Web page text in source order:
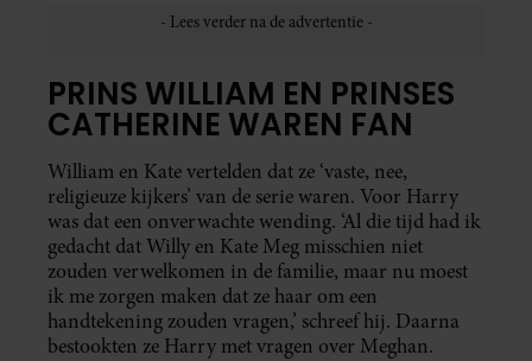
PRINS WILLIAM EN PRINSES
CATHERINE WAREN FAN
William en Kate vertelden dat ze ‘vaste, nee,
religieuze kijkers’ van de serie waren. Voor Harry
was dat een onverwachte wending. ‘Al die tijd had ik
gedacht dat Willy en Kate Meg misschien niet
zouden verwelkomen in de familie, maar nu moest
ik me zorgen maken dat ze haar om een
handtekening zouden vragen,’ schreef hij. Daarna
bestookten ze Harry met vragen over Meghan.